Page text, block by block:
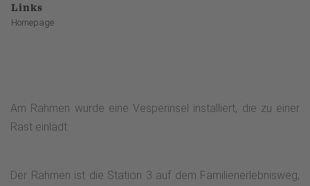
Links
Homepage
Am Rahmen wurde eine Vesperinsel installiert, die zu einer
Rast einlädt.
Der Rahmen ist die Station 3 auf dem Familienerlebnisweg,